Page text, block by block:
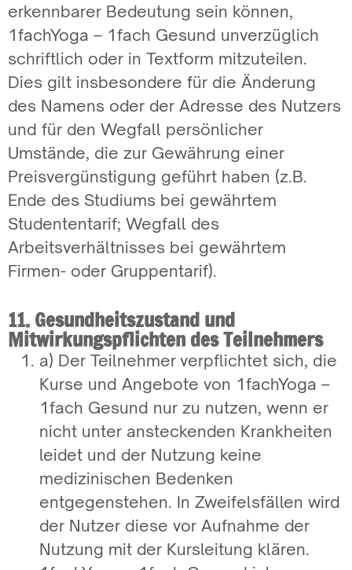
erkennbarer Bedeutung sein können,
1fachYoga – 1fach Gesund unverzüglich
schriftlich oder in Textform mitzuteilen.
Dies gilt insbesondere für die Änderung
des Namens oder der Adresse des Nutzers
und für den Wegfall persönlicher
Umstände, die zur Gewährung einer
Preisvergünstigung geführt haben (z.B.
Ende des Studiums bei gewährtem
Studententarif; Wegfall des
Arbeitsverhältnisses bei gewährtem
Firmen- oder Gruppentarif).
11. Gesundheitszustand und
Mitwirkungspflichten des Teilnehmers
a) Der Teilnehmer verpflichtet sich, die
Kurse und Angebote von 1fachYoga –
1fach Gesund nur zu nutzen, wenn er
nicht unter ansteckenden Krankheiten
leidet und der Nutzung keine
medizinischen Bedenken
entgegenstehen. In Zweifelsfällen wird
der Nutzer diese vor Aufnahme der
Nutzung mit der Kursleitung klären.